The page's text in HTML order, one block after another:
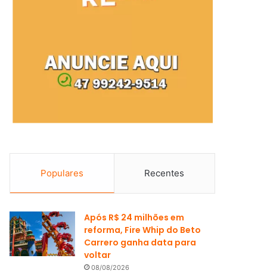
Populares Recentes
Após R$ 24 milhões em
reforma, Fire Whip do Beto
Carrero ganha data para
voltar
08/08/2026